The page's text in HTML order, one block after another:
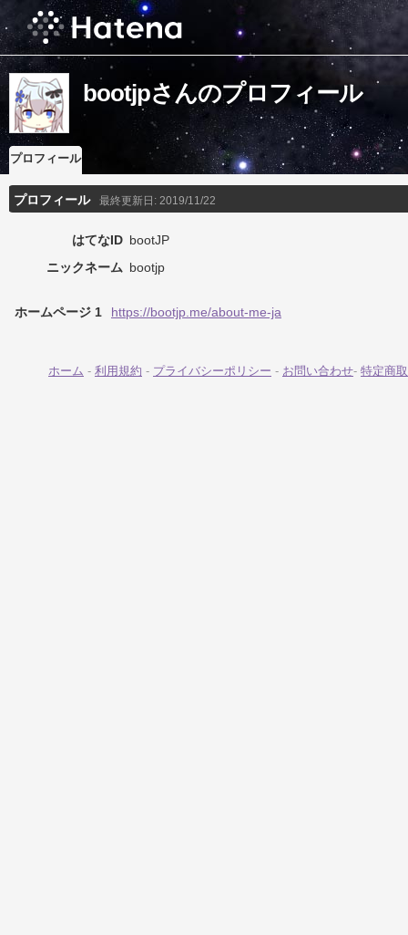
bootjpさんのプロフィール
プロフィール
プロフィール 最終更新日: 2019/11/22
はてなID bootJP
ニックネーム bootjp
ホームページ 1 https://bootjp.me/about-me-ja
ホーム - 利用規約 - プライバシーポリシー - お問い合わせ- 特定商